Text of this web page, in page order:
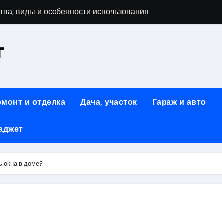
виды и особенности использования
помощник при ремонтных работах
к Успешному Реализации Ваших Идей
и практичность
Дома: Экологичность и Практичность
и отделка Дача, участок Гараж и авто
окна в доме?